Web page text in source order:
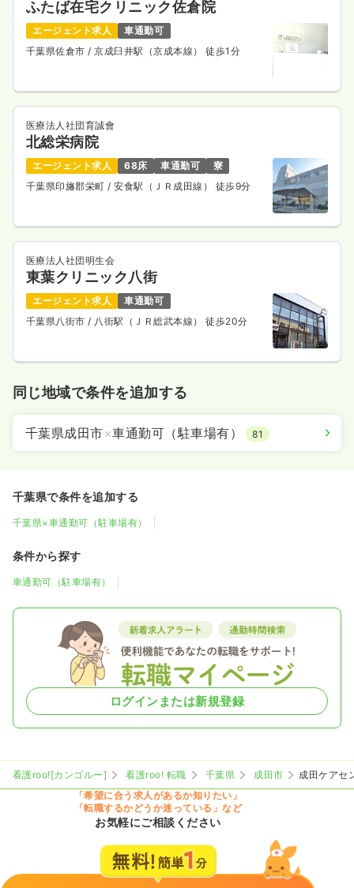
ふたば在宅クリニック佐倉院
エージェント求人
車通勤可
千葉県佐倉市/ 京成臼井駅（京成本線） 徒歩1分
医療法人社団育誠會
北総栄病院
エージェント求人 68床 車通勤可
寮
千葉県印旛郡栄町/ 安食駅（ＪＲ成田線） 徒歩9分
医療法人社団明生会
東葉クリニック八街
エージェント求人
車通勤可
千葉県八街市/ 八街駅（ＪＲ総武本線） 徒歩20分
同じ地域で条件を追加する
千葉県成田市×車通勤可（駐車場有） 81
千葉県で条件を追加する
千葉県×車通勤可（駐車場有）
条件から探す
車通勤可（駐車場有）
ログインまたは新規登録
看護roo![カンゴルー] 看護roo! 転職 千葉県 成田市
成田ケアセ
「希望に合う求人があるか知りたい」
「転職するかどうか迷っている」など
お気軽にご相談ください